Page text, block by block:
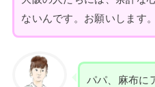
ないんです。お願いします。
パパ、麻布に